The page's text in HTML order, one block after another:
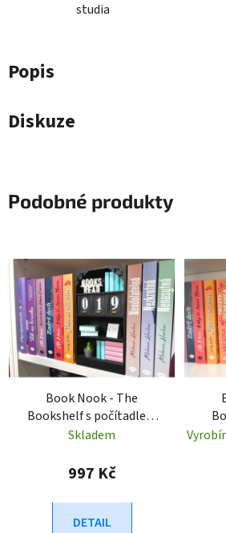
studia
Popis
Diskuze
Podobné produkty
Book Nook - The
Bookshelf s počítadlem
knih
Skladem
997 Kč
DETAIL